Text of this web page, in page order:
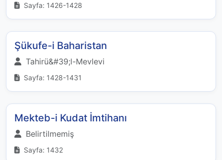
Sayfa: 1426-1428
Şükufe-i Baharistan
Tahirü&#39;l-Mevlevi
Sayfa: 1428-1431
Mekteb-i Kudat İmtihanı
Belirtilmemiş
Sayfa: 1432